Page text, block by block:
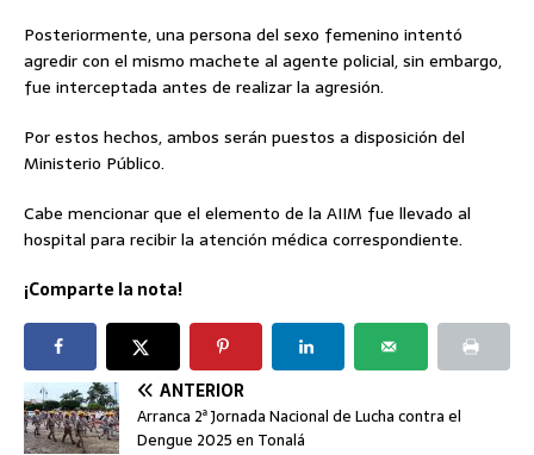
Posteriormente, una persona del sexo femenino intentó
agredir con el mismo machete al agente policial, sin embargo,
fue interceptada antes de realizar la agresión.
Por estos hechos, ambos serán puestos a disposición del
Ministerio Público.
Cabe mencionar que el elemento de la AIIM fue llevado al
hospital para recibir la atención médica correspondiente.
¡Comparte la nota!
ANTERIOR
Arranca 2ª Jornada Nacional de Lucha contra el
Dengue 2025 en Tonalá